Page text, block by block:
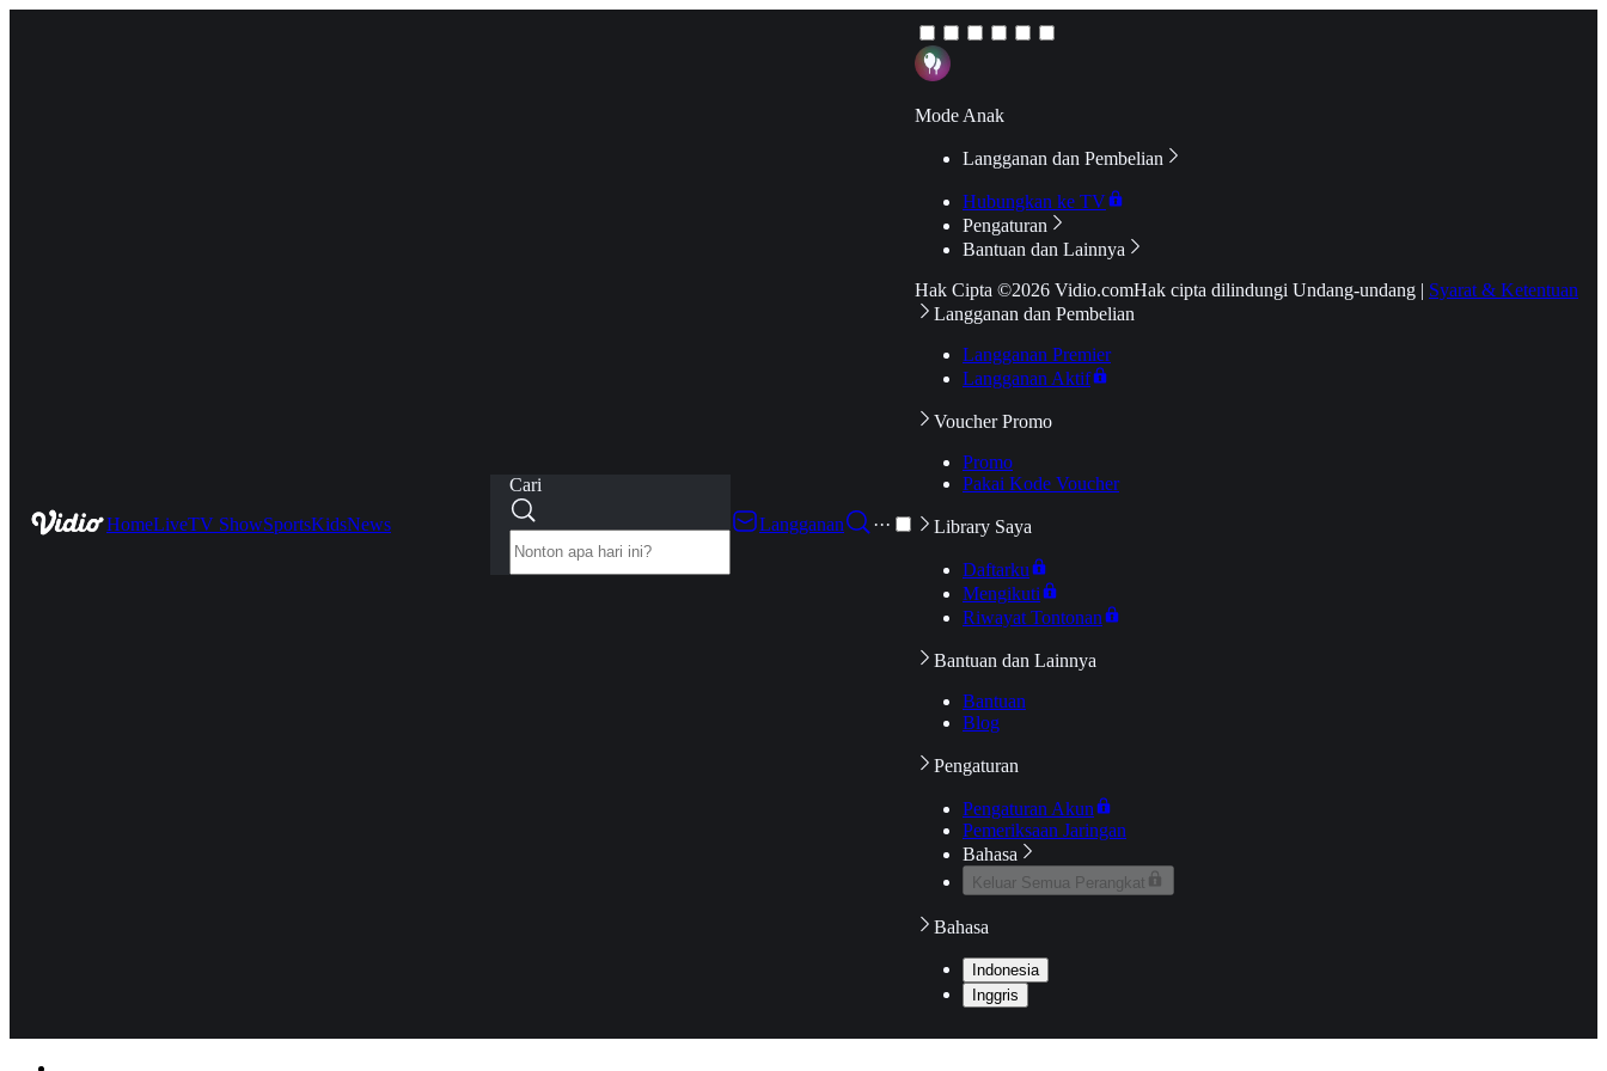
HomeLiveTV ShowSportsKidsNews
Cari
Langganan
···
Mode Anak
Langganan dan Pembelian
Hubungkan ke TV
Pengaturan
Bantuan dan Lainnya
Hak Cipta ©2026 Vidio.comHak cipta dilindungi Undang-undang | Syarat & Ketentuan
Langganan dan Pembelian
Langganan Premier
Langganan Aktif
Voucher Promo
Promo
Pakai Kode Voucher
Library Saya
Daftarku
Mengikuti
Riwayat Tontonan
Bantuan dan Lainnya
Bantuan
Blog
Pengaturan
Pengaturan Akun
Pemeriksaan Jaringan
Bahasa
Keluar Semua Perangkat
Bahasa
Indonesia
Inggris